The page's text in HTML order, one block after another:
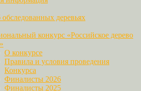
деревьях
конкурс «Российское дерево
О конкурсе
Правила и условия проведения
Конкурса
Финалисты 2026
Финалисты 2025